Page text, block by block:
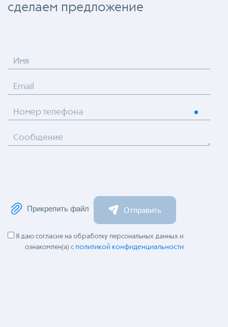
сделаем предложение
Имя
Email
Номер телефона
Сообщение
Прикрепить файл Отправить
Я даю согласие на обработку персональных данных и
ознакомлен(а) с политикой конфиденциальности